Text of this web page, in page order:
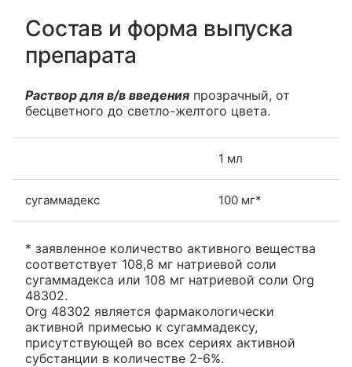
Состав и форма выпуска
препарата
Раствор для в/в введения прозрачный, от
бесцветного до светло-желтого цвета.
1 мл
сугаммадекс 100 мг*
* заявленное количество активного вещества
соответствует 108,8 мг натриевой соли
сугаммадекса или 108 мг натриевой соли Org
48302.
Org 48302 является фармакологически
активной примесью к сугаммадексу,
присутствующей во всех сериях активной
субстанции в количестве 2-6%.